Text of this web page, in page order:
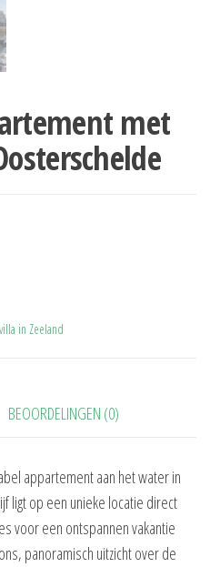
met
in Zeeland
BEOORDELINGEN (0)
appartement aan het water in
ligt op een unieke locatie direct
voor een ontspannen vakantie
panoramisch uitzicht over de